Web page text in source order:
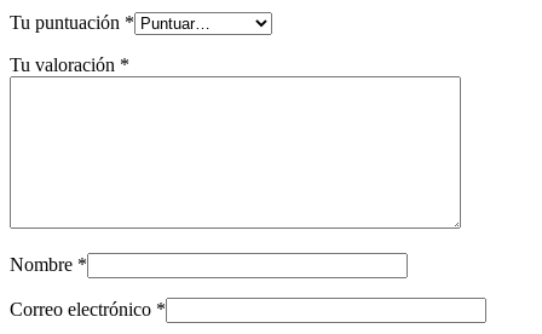
Tu puntuación *
Tu valoración *
Nombre *
Correo electrónico *